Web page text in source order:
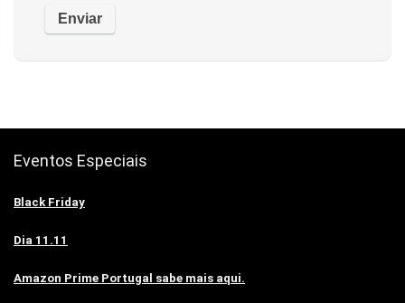
Eventos Especiais
Black Friday
Dia 11.11
Amazon Prime Portugal sabe mais aqui.